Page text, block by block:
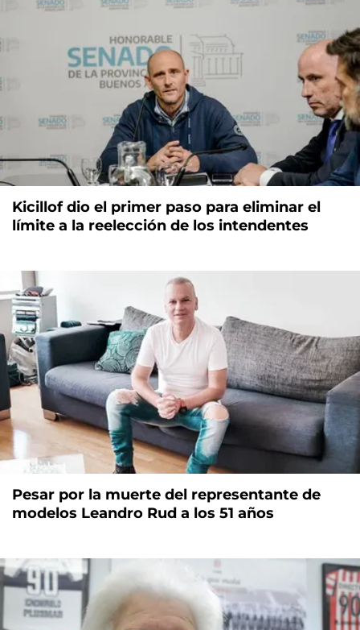
Kicillof dio el primer paso para eliminar el
límite a la reelección de los intendentes
Pesar por la muerte del representante de
modelos Leandro Rud a los 51 años